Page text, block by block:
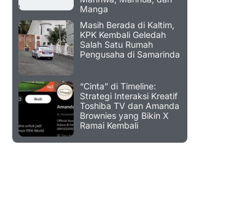
Manga
Masih Berada di Kaltim,
KPK Kembali Geledah
Salah Satu Rumah
Pengusaha di Samarinda
“Cinta” di Timeline:
Strategi Interaksi Kreatif
Toshiba TV dan Amanda
Brownies yang Bikin X
Ramai Kembali